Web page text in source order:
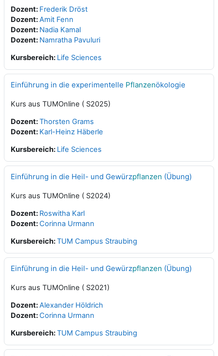
Dozent: Frederik Dröst
Dozent:Amit Fenn
Dozent: Nadia Kamal
Dozent: Namratha Pavuluri
Kursbereich: Life Sciences
Einführung in die experimentelle Pflanzenökologie
Kurs aus TUMOnline ( S2025)
Dozent:Thorsten Grams
Dozent: Karl-Heinz Häberle
Kursbereich: Life Sciences
Einführung in die Heil- und Gewürzpflanzen (Übung)
Kurs aus TUMOnline ( S2024)
Dozent: Roswitha Karl
Dozent:Corinna Urmann
Kursbereich:TUM Campus Straubing
Einführung in die Heil- und Gewürzpflanzen (Übung)
Kurs aus TUMOnline ( S2021)
Dozent:Alexander Höldrich
Dozent:Corinna Urmann
Kursbereich:TUM Campus Straubing